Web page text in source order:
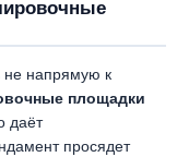
не напрямую к
площадки
даёт
просядет